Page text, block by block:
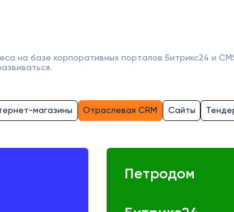
на базе корпоративных порталов Битрикс24 и
магазины Отраслевая CRM Сайты
Петродом